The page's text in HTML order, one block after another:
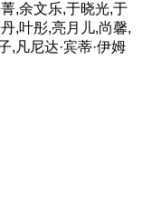
,余文乐,于晓光,于
,叶彤,亮月儿,尚馨,
,凡尼达·宾蒂·伊姆